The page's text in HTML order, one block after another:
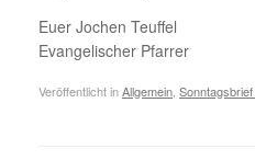
Euer Jochen Teuffel
Evangelischer Pfarrer
Veröffentlicht inAllgemein